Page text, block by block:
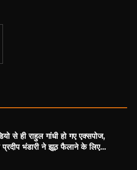
से ही राहुल गांधी हो गए एक्सपोज,
प्रदीप भंडारी ने झूठ फैलाने के लिए...